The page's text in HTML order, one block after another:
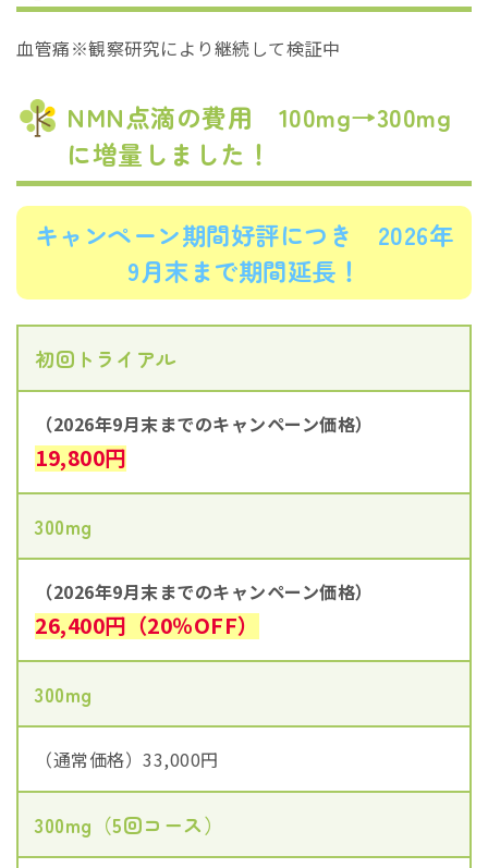
血管痛※観察研究により継続して検証中
NMN点滴の費用 100mg→300mg
に増量しました！
キャンペーン期間好評につき 2026年
9月末まで期間延長！
初回トライアル
（2026年9月末までのキャンペーン価格）
19,800円
300mg
（2026年9月末までのキャンペーン価格）
26,400円（20％OFF）
300mg
（通常価格）33,000円
300mg（5回コース）